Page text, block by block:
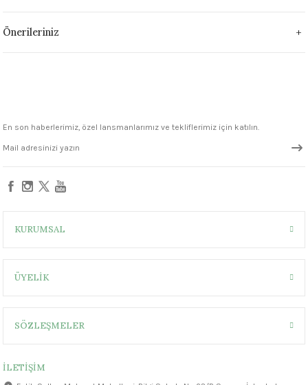
Önerileriniz
En son haberlerimiz, özel lansmanlarımız ve tekliflerimiz için katılın.
KURUMSAL
ÜYELİK
SÖZLEŞMELER
İLETİŞİM